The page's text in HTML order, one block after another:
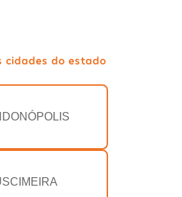
cidades do estado